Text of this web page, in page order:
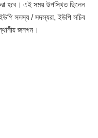
করা হবে। এই সময় উপস্থিত ছিলেন
সদস্য / সদস্যরা, ইউপি সচিব
জনগন।